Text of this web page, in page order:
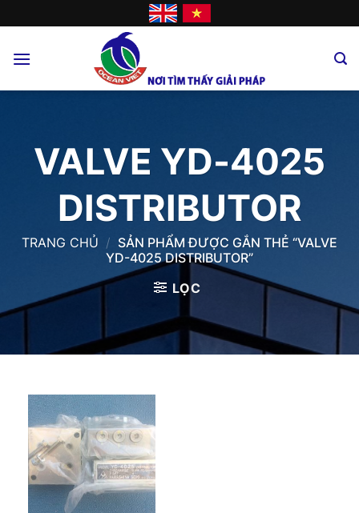
to
VALVE YD-4025
DISTRIBUTOR
TRANG CHỦ / SẢN PHẨM ĐƯỢC GẮN THẺ “VALVE
YD-4025 DISTRIBUTOR”
LỌC